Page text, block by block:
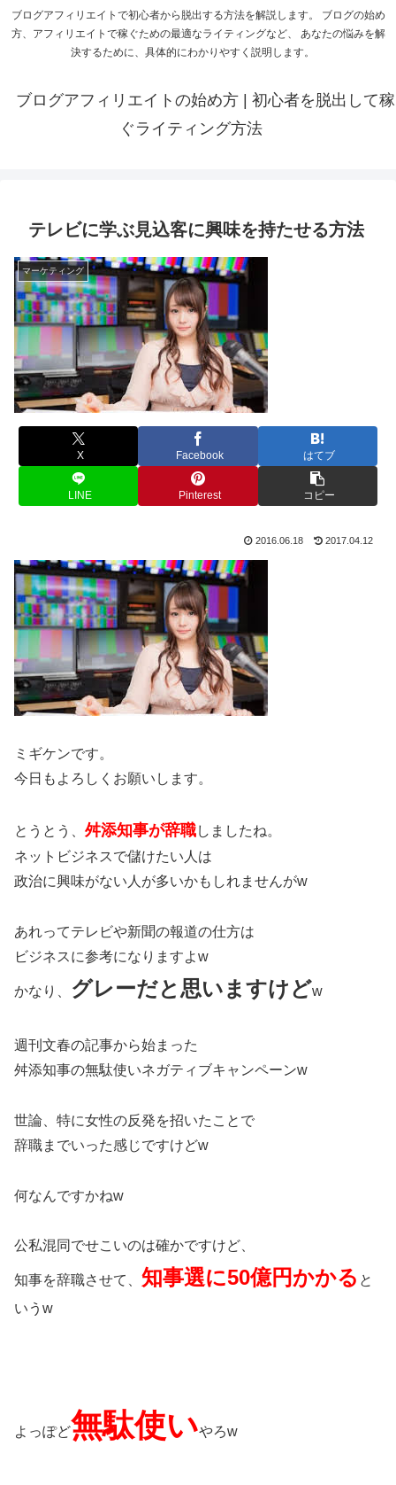
ブログアフィリエイトで初心者から脱出する方法を解説します。 ブログの始め
方、アフィリエイトで稼ぐための最適なライティングなど、 あなたの悩みを解
決するために、具体的にわかりやすく説明します。
ブログアフィリエイトの始め方 | 初心者を脱出して稼
ぐライティング方法
テレビに学ぶ見込客に興味を持たせる方法
マーケティング
X Facebook はてブ
LINE Pinterest コピー
2016.06.18 2017.04.12
ミギケンです。
今日もよろしくお願いします。
とうとう、 舛添知事が辞職しましたね。
ネットビジネスで儲けたい人は
政治に興味がない人が多いかもしれませんがw
あれってテレビや新聞の報道の仕方は
ビジネスに参考になりますよw
かなり、 グレーだと思いますけどw
週刊文春の記事から始まった
舛添知事の無駄使いネガティブキャンペーンw
世論、特に女性の反発を招いたことで
辞職までいった感じですけどw
何なんですかねw
公私混同でせこいのは確かですけど、
知事を辞職させて、 知事選に50億円かかる と
いうw
よっぽど無駄使いやろw